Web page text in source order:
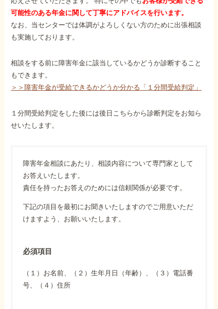
可能性のある年金に関して丁寧にアドバイスを行います。
なお、当センターでは体調がよろしくない方のために出張相談
も実施しております。
相談をする前に障害年金に該当しているかどうか診断すること
もできます。
＞＞障害年金が受給できるかどうか分かる「１分間受給判定」
１分間受給判定をした後には後日こちらから診断判定をお知ら
せいたします。
障害年金相談にあたり、相談内容について専門家として
お答えいたします。
責任を持ったお答えのためには信頼関係が必要です。
下記の項目を最初にお聞きいたしますのでご用意いただ
けますよう、お願いいたします。
必須項目
（１）お名前、（２）生年月日（年齢）、（３）電話番
号、（４）住所